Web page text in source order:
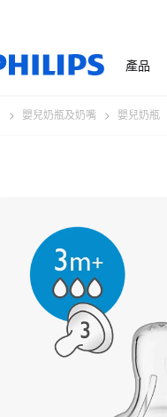
產品
嬰兒奶瓶及奶嘴 嬰兒奶瓶